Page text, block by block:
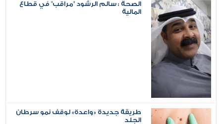
الصحة : سالم الرشود "مراقب" في قطاع
المالية
طريقة جديدة «واعدة» لوقف نمو سرطان
الجلد